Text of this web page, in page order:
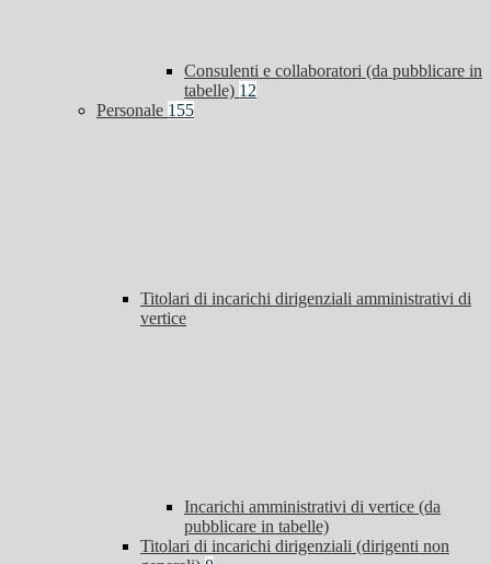
Consulenti e collaboratori (da pubblicare in
tabelle) 12
Personale 155
Titolari di incarichi dirigenziali amministrativi di
vertice
Incarichi amministrativi di vertice (da
pubblicare in tabelle)
Titolari di incarichi dirigenziali (dirigenti non